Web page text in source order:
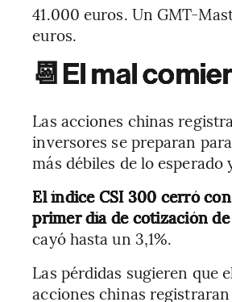
41.000 euros. Un GMT-
euros.
📆 El mal
Las acciones chinas
inversores se preparan
más débiles de lo
El índice CSI 300 cerró
primer día de cotización de
cayó hasta un 3,1%.
Las pérdidas sugieren que
acciones chinas